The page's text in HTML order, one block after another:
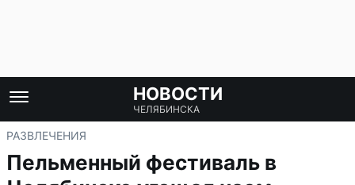
НОВОСТИ
ЧЕЛЯБИНСКА
РАЗВЛЕЧЕНИЯ
Пельменный фестиваль в